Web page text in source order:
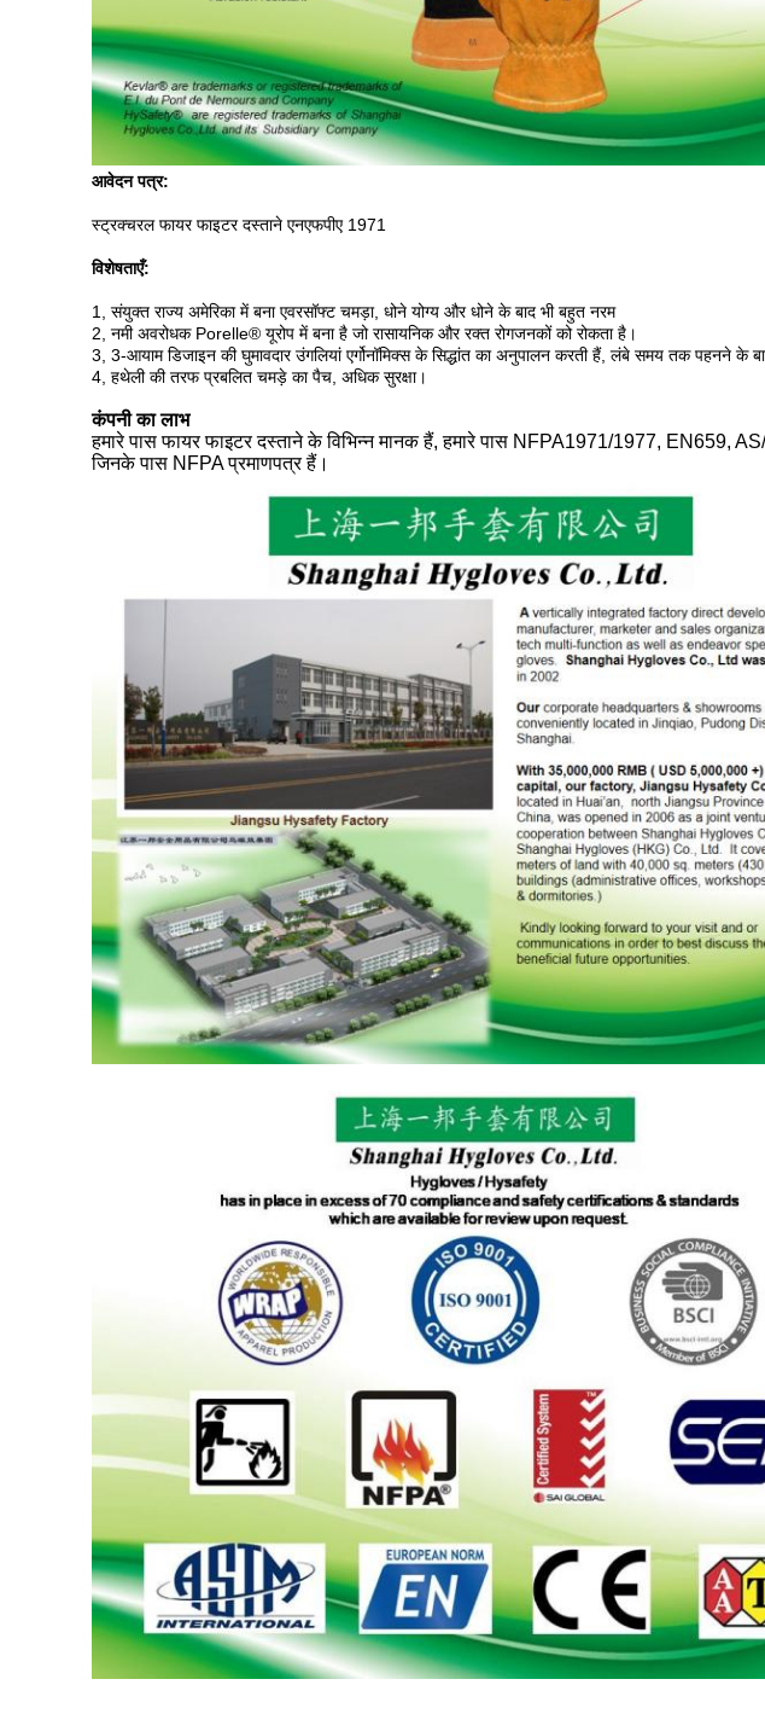
आवेदन पत्र:
स्ट्रक्चरल फायर फाइटर दस्ताने एनएफपीए 1971
विशेषताएँ:
1, संयुक्त राज्य अमेरिका में बना एवरसॉफ्ट चमड़ा, धोने योग्य और धोने के बाद भी बहुत नरम
2, नमी अवरोधक Porelle® यूरोप में बना है जो रासायनिक और रक्त रोगजनकों को रोकता है।
3, 3-आयाम डिजाइन की घुमावदार उंगलियां एर्गोनॉमिक्स के सिद्धांत का अनुपालन करती हैं, लंबे समय तक पहनने के
4, हथेली की तरफ प्रबलित चमड़े का पैच, अधिक सुरक्षा।
कंपनी का लाभ
हमारे पास फायर फाइटर दस्ताने के विभिन्न मानक हैं, हमारे पास NFPA1971/1977,
जिनके पास NFPA प्रमाणपत्र हैं।